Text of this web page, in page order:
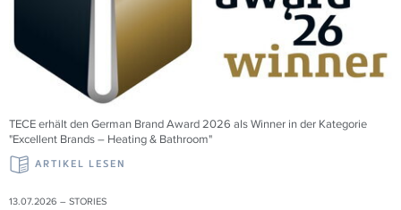
TECE erhält den German Brand Award 2026 als Winner in der Kategorie
"Excellent Brands – Heating & Bathroom"
ARTIKEL LESEN
13.07.2026 – STORIES